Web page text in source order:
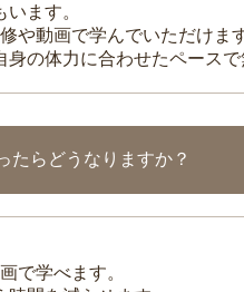
ます。
や動画で学んでいただけます
の体力に合わせたペースで
たらどうなりますか？
で学べます。